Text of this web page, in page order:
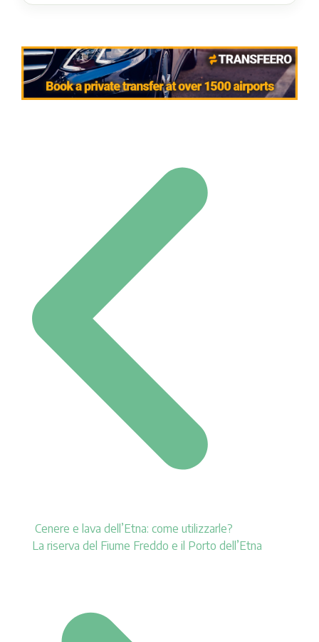
Cenere e lava dell’Etna: come utilizzarle?
La riserva del Fiume Freddo e il Porto dell’Etna